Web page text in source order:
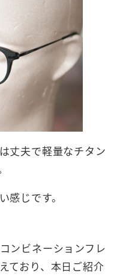
丈夫で軽量なチタン
感じです。
ンビネーションフレ
ており、本日ご紹介